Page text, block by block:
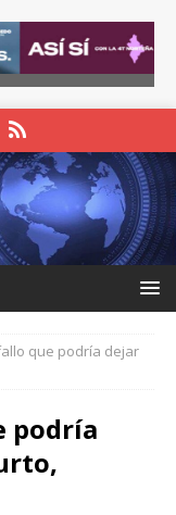
que podría dejar
podría